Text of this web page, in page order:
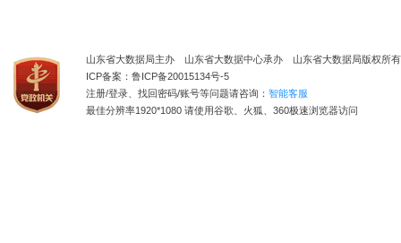
山东省大数据局主办 山东省大数据中心承办 山东省大数据局版权所有
ICP备案：鲁ICP备20015134号-5
注册/登录、找回密码/账号等问题请咨询： 智能客服
最佳分辨率1920*1080 请使用谷歌、火狐、360极速浏览器访问